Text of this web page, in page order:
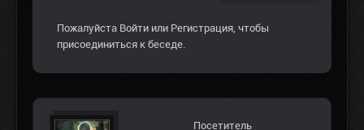
Пожалуйста Войти или Регистрация , чтобы
присоединиться к беседе.
Посетитель